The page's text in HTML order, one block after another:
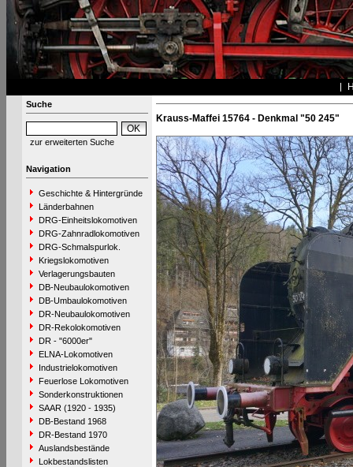
Suche
zur erweiterten Suche
Navigation
Geschichte & Hintergründe
Länderbahnen
DRG-Einheitslokomotiven
DRG-Zahnradlokomotiven
DRG-Schmalspurlok.
Kriegslokomotiven
Verlagerungsbauten
DB-Neubaulokomotiven
DB-Umbaulokomotiven
DR-Neubaulokomotiven
DR-Rekolokomotiven
DR - "6000er"
ELNA-Lokomotiven
Industrielokomotiven
Feuerlose Lokomotiven
Sonderkonstruktionen
SAAR (1920 - 1935)
DB-Bestand 1968
DR-Bestand 1970
Auslandsbestände
Lokbestandslisten
Krauss-Maffei 15764 - Denkmal "50 245"